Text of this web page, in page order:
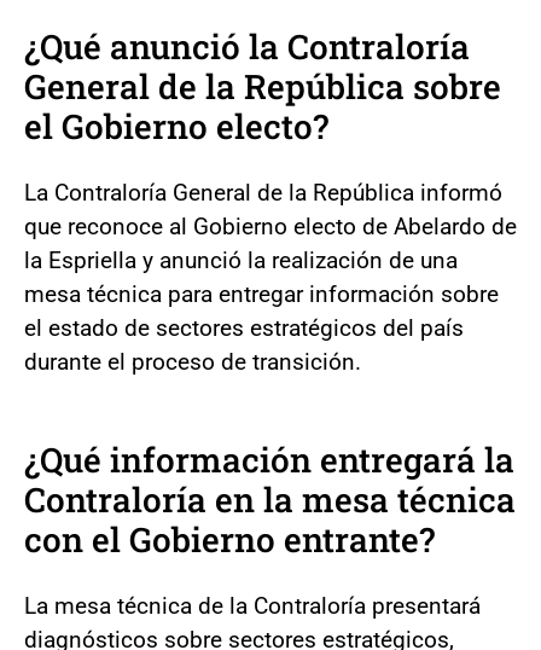
¿Qué anunció la Contraloría
General de la República sobre
el Gobierno electo?
La Contraloría General de la República informó
que reconoce al Gobierno electo de Abelardo de
la Espriella y anunció la realización de una
mesa técnica para entregar información sobre
el estado de sectores estratégicos del país
durante el proceso de transición.
¿Qué información entregará la
Contraloría en la mesa técnica
con el Gobierno entrante?
La mesa técnica de la Contraloría presentará
diagnósticos sobre sectores estratégicos,